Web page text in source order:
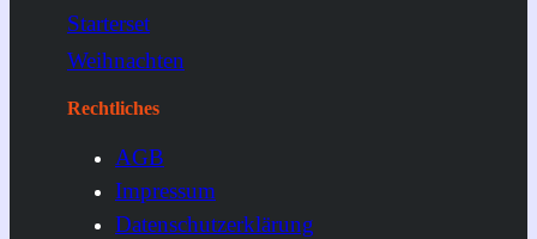
Starterset
Weihnachten
Rechtliches
AGB
Impressum
Datenschutzerklärung